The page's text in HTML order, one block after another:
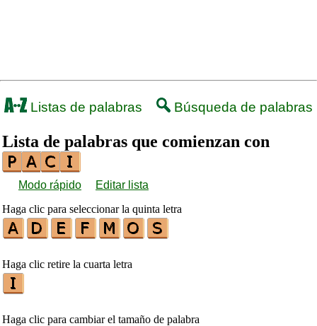
Listas de palabras Búsqueda de palabras
Lista de palabras que comienzan con
Modo rápido
Editar lista
Haga clic para seleccionar la quinta letra
Haga clic retire la cuarta letra
Haga clic para cambiar el tamaño de palabra